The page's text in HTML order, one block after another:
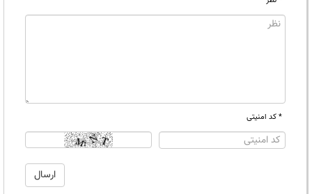
* کد امنیتی